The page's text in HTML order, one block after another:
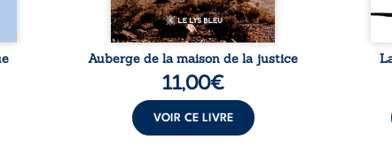
Auberge de la maison de la justice
11,00€
VOIR CE LIVRE